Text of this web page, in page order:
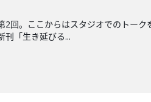
回。ここからはスタジオでのトー
刊「生き延びる...